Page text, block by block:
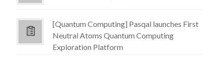
[Quantum Computing] Pasqal launches First
Neutral Atoms Quantum Computing
Exploration Platform